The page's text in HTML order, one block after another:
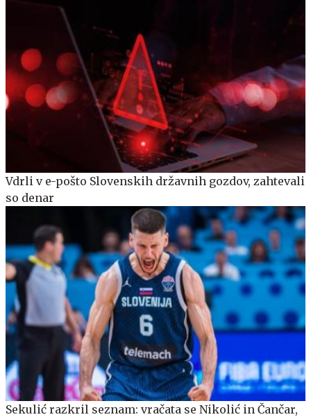
Vdrli v e-pošto Slovenskih državnih gozdov, zahtevali
so denar
Sekulić razkril seznam: vračata se Nikolić in Čančar,